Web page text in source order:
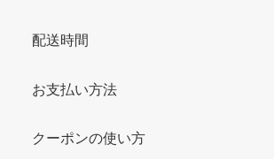
配送時間
お支払い方法
クーポンの使い方